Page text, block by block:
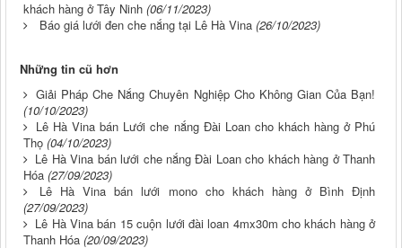
khách hàng ở Tây Ninh (06/11/2023)
Báo giá lưới đen che nắng tại Lê Hà Vina (26/10/2023)
Những tin cũ hơn
Giải Pháp Che Nắng Chuyên Nghiệp Cho Không Gian Của Bạn!
(10/10/2023)
Lê Hà Vina bán Lưới che nắng Đài Loan cho khách hàng ở Phú
Thọ (04/10/2023)
Lê Hà Vina bán lưới che nắng Đài Loan cho khách hàng ở Thanh
Hóa (27/09/2023)
Lê Hà Vina bán lưới mono cho khách hàng ở Bình Định
(27/09/2023)
Lê Hà Vina bán 15 cuộn lưới đài loan 4mx30m cho khách hàng ở
Thanh Hóa (20/09/2023)